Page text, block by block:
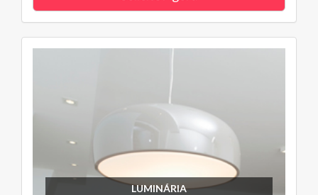
LUMINÁRIA